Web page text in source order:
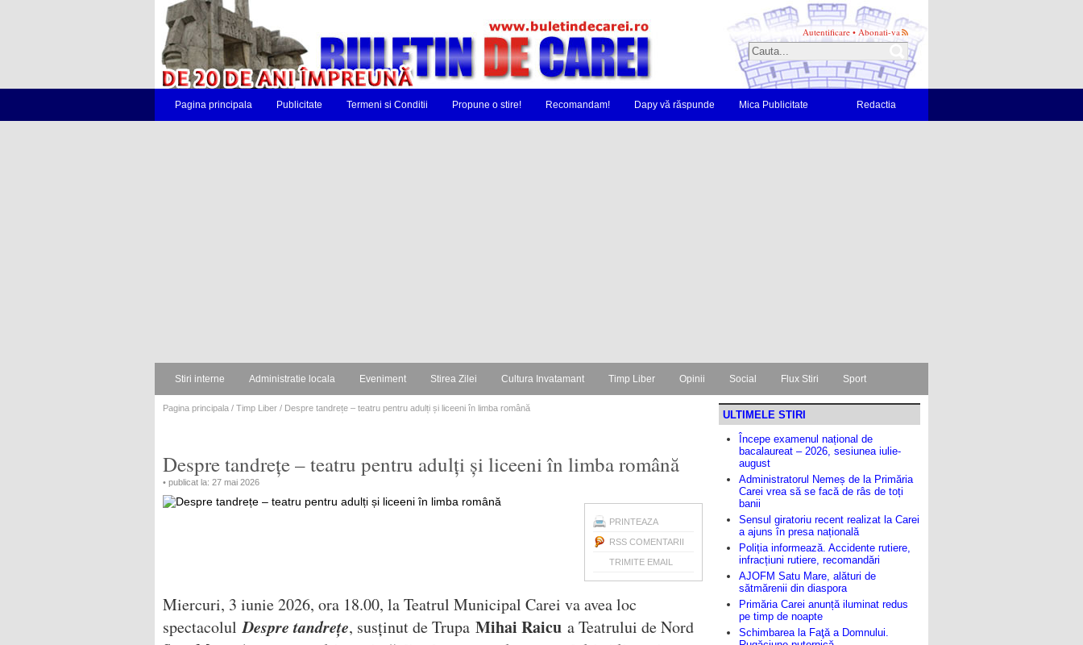
Autentificare • Abonati-va
Pagina principala Publicitate Termeni si Conditii Propune o stire! Recomandam! Dapy vă răspunde Mica Publicitate Redactia
Stiri interne Administratie locala Eveniment Stirea Zilei Cultura Invatamant Timp Liber Opinii Social Flux Stiri Sport
Pagina principala / Timp Liber / Despre tandrețe – teatru pentru adulți și liceeni în limba română
Despre tandrețe – teatru pentru adulți și liceeni în limba română
• publicat la: 27 mai 2026
PRINTEAZA
RSS COMENTARII
TRIMITE EMAIL
Miercuri, 3 iunie 2026, ora 18.00, la Teatrul Municipal Carei va avea loc
spectacolulDespre tandrețe, susținut de Trupa Mihai Raicu a Teatrului de Nord
ULTIMELE STIRI
Începe examenul național de
bacalaureat – 2026, sesiunea iulie-
august
Administratorul Nemeș de la Primăria
Carei vrea să se facă de râs de toți
banii
Sensul giratoriu recent realizat la Carei
a ajuns în presa națională
Poliția informează. Accidente rutiere,
infracțiuni rutiere, recomandări
AJOFM Satu Mare, alături de
sătmărenii din diaspora
Primăria Carei anunță iluminat redus
pe timp de noapte
Schimbarea la Faţă a Domnului.